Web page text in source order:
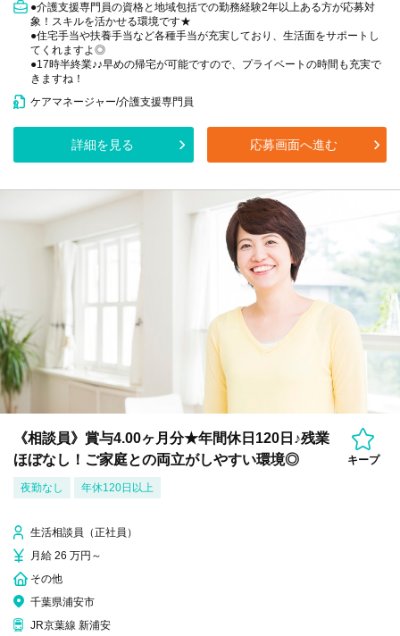
●介護支援専門員の資格と地域包括での勤務経験2年以上ある方が応募対
象！スキルを活かせる環境です★
●住宅手当や扶養手当など各種手当が充実しており、生活面をサポートし
てくれますよ◎
●17時半終業♪♪早めの帰宅が可能ですので、プライベートの時間も充実で
きますね！
ケアマネージャー/介護支援専門員
詳細を見る 応募画面へ進む
《相談員》賞与4.00ヶ月分★年間休日120日♪残業
ほぼなし！ご家庭との両立がしやすい環境◎
キープ
夜勤なし 年休120日以上
生活相談員（正社員）
月給 26 万円～
その他
千葉県浦安市
JR京葉線 新浦安